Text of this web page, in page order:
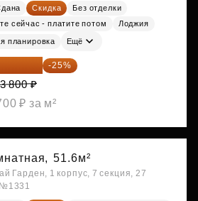
Скидка
Без отделки
сейчас - платите потом
Лоджия
планировка Ещё
850 ₽ -25%
800 ₽
₽ за м²
51.6м²
Гарден, 1 корпус, 7 секция, 27